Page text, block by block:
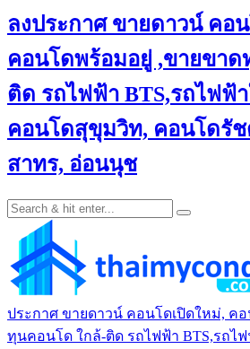
ลงประกาศ ขายดาวน์ คอ
คอนโดพร้อมอยู่ ,ขายขา
ติด รถไฟฟ้า BTS,รถไฟฟ้
คอนโดสุขุมวิท, คอนโดรั
สาทร, อ่อนนุช
ประกาศ ขายดาวน์ คอนโดเปิดใหม่, ค
ทุนคอนโด ใกล้-ติด รถไฟฟ้า BTS,รถไ